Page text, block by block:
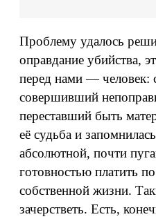
Проблему удалось
оправдание убийства,
перед нами — человек:
совершивший
переставший быть
её судьба и
абсолютной, почти
готовностью платить
собственной жизни.
зачерстветь. Есть,